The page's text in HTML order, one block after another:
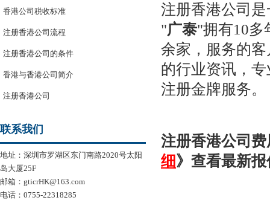
香港公司税收标准
注册香港公司流程
注册香港公司的条件
香港与香港公司简介
注册香港公司
联系我们
地址：深圳市罗湖区东门南路2020号太阳
岛大厦25F
邮箱：gticrHK@163.com
电话：0755-22318285
注册香港公司
"广泰"拥有10多
余家，服务的
的行业资讯，
注册金牌服务。
注册香港公司
细 》查看最新